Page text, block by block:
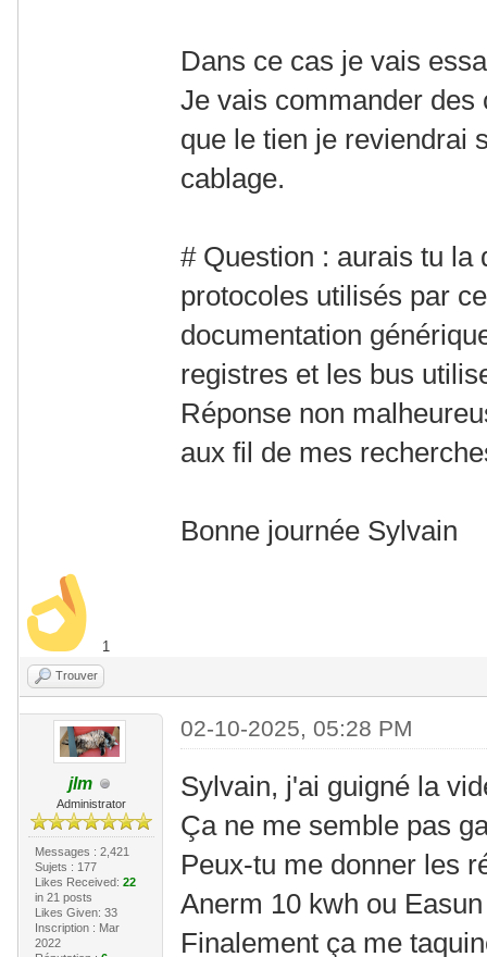
Dans ce cas je vais
Je vais commander
que le tien je reviendrai
cablage.
# Question : aurais tu la
protocoles utilisés par
documentation
registres et les bus
Réponse non
aux fil de mes
Bonne journée Sylvain
1
Trouver
jlm
Administrator
Messages : 2,421
Sujets : 177
Likes Received: 22
in 21 posts
Likes Given: 33
Inscription : Mar
2022
02-10-2025, 05:28 PM
Sylvain, j'ai guigné la
Ça ne me semble pas
Peux-tu me donner les
Anerm 10 kwh ou
Finalement ça me